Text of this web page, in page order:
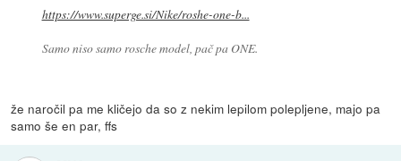
https://www.superge.si/Nike/roshe-one-b...
Samo niso samo rosche model, pač pa ONE.
že naročil pa me kličejo da so z nekim lepilom polepljene, majo pa
samo še en par, ffs